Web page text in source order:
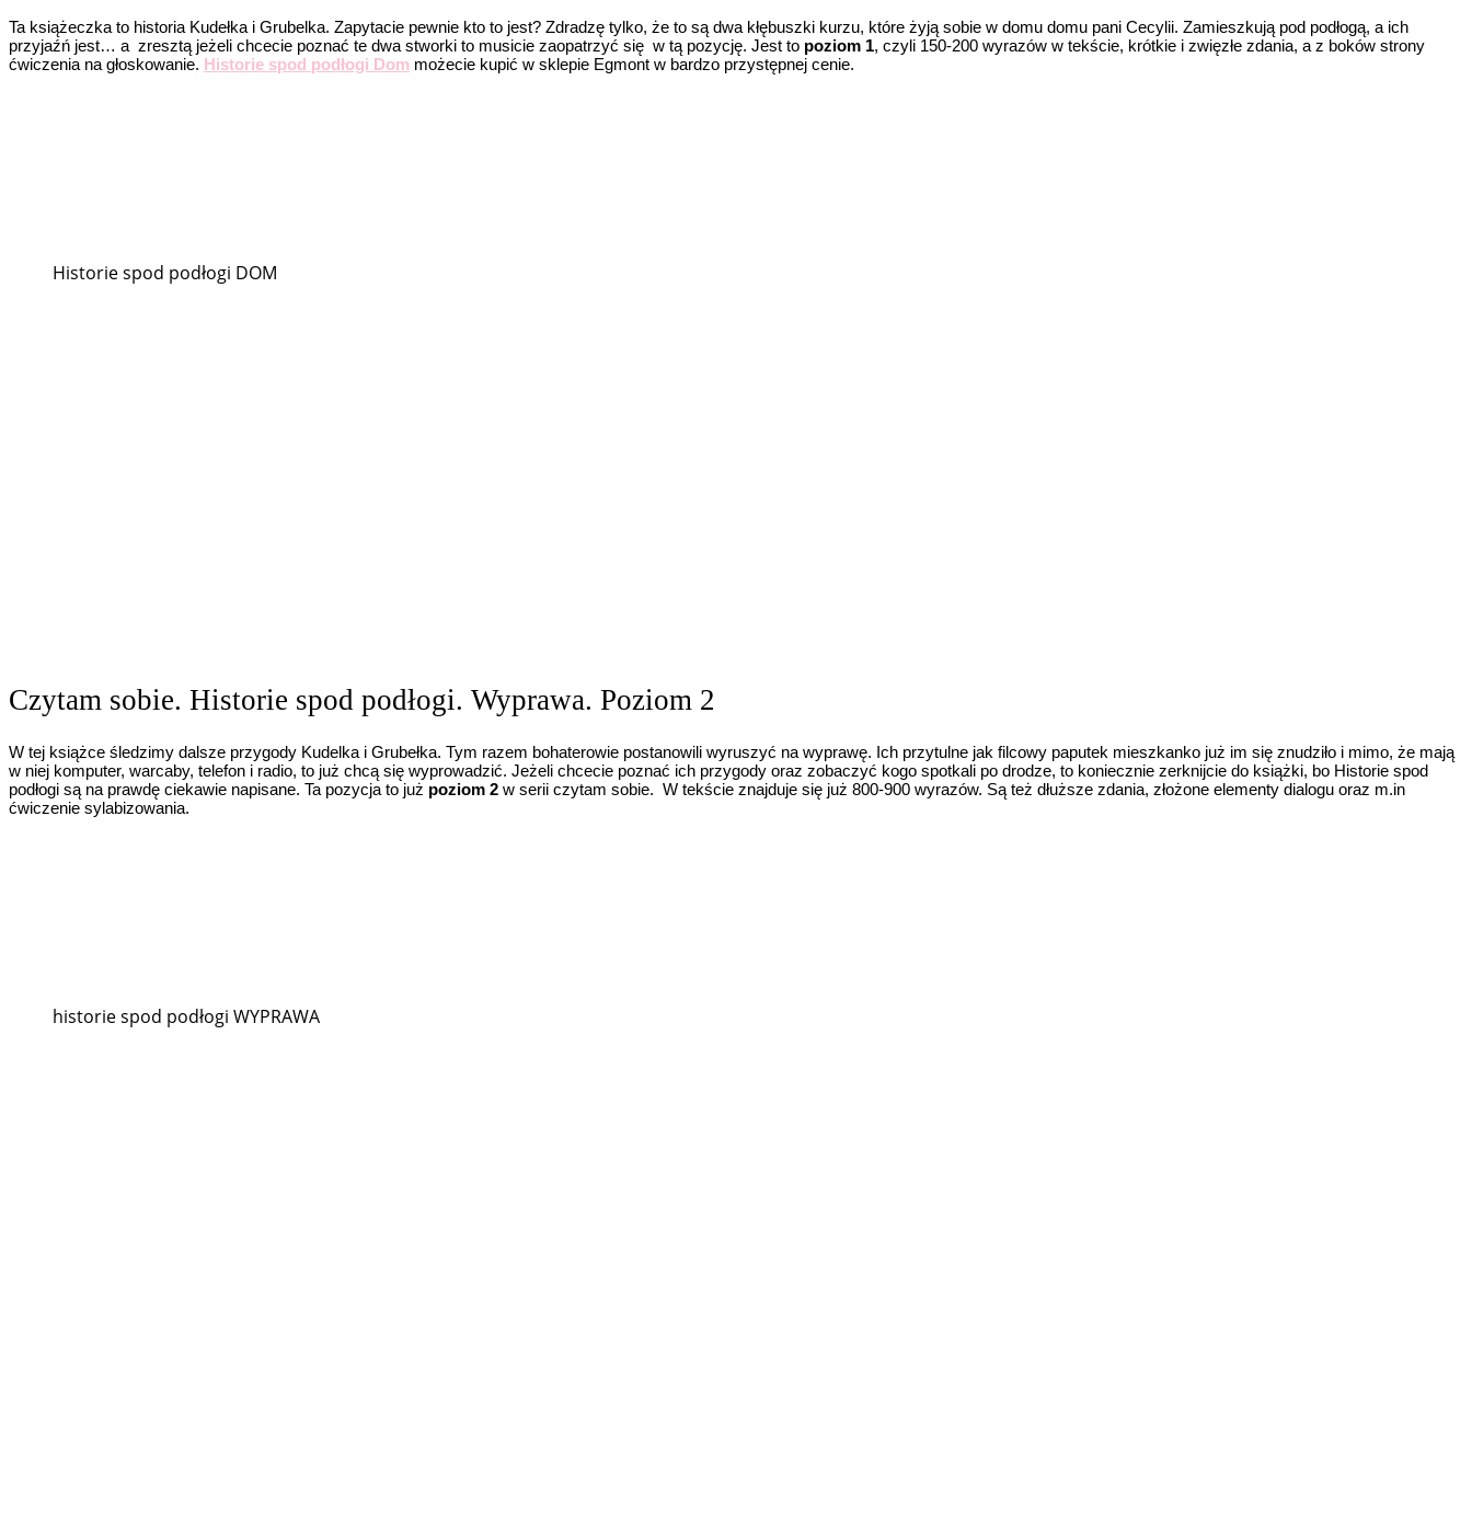
Ta książeczka to historia Kudełka i Grubelka. Zapytacie pewnie kto to jest? Zdradzę tylko, że to są dwa kłębuszki kurzu, które żyją sobie w domu domu pani Cecylii. Zamieszkują pod podłogą, a ich
przyjaźń jest… a zresztą jeżeli chcecie poznać te dwa stworki to musicie zaopatrzyć się w tą pozycję. Jest to poziom 1, czyli 150-200 wyrazów w tekście, krótkie i zwięzłe zdania, a z boków strony
ćwiczenia na głoskowanie. Historie spod podłogi Dom możecie kupić w sklepie Egmont w bardzo przystępnej cenie.
Historie spod podłogi DOM
Czytam sobie. Historie spod podłogi. Wyprawa. Poziom 2
W tej książce śledzimy dalsze przygody Kudelka i Grubełka. Tym razem bohaterowie postanowili wyruszyć na wyprawę. Ich przytulne jak filcowy paputek mieszkanko już im się znudziło i mimo, że mają
w niej komputer, warcaby, telefon i radio, to już chcą się wyprowadzić. Jeżeli chcecie poznać ich przygody oraz zobaczyć kogo spotkali po drodze, to koniecznie zerknijcie do książki, bo Historie spod
podłogi są na prawdę ciekawie napisane. Ta pozycja to już poziom 2 w serii czytam sobie. W tekście znajduje się już 800-900 wyrazów. Są też dłuższe zdania, złożone elementy dialogu oraz m.in
ćwiczenie sylabizowania.
historie spod podłogi WYPRAWA